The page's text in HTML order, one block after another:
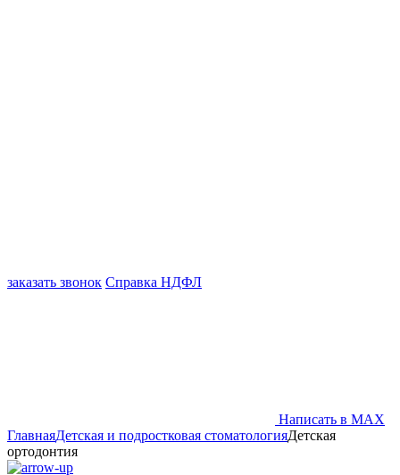
заказать звонок Справка НДФЛ
Написать в MAX
ГлавнаяДетская и подростковая стоматологияДетская
ортодонтия